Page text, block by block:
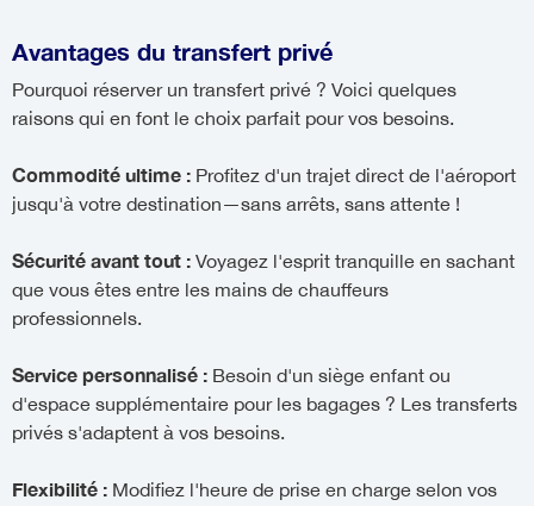
Avantages du transfert privé
Pourquoi réserver un transfert privé ? Voici quelques
raisons qui en font le choix parfait pour vos besoins.
Commodité ultime : Profitez d'un trajet direct de l'aéroport
jusqu'à votre destination—sans arrêts, sans attente !
Sécurité avant tout : Voyagez l'esprit tranquille en sachant
que vous êtes entre les mains de chauffeurs
professionnels.
Service personnalisé : Besoin d'un siège enfant ou
d'espace supplémentaire pour les bagages ? Les transferts
privés s'adaptent à vos besoins.
Flexibilité : Modifiez l'heure de prise en charge selon vos